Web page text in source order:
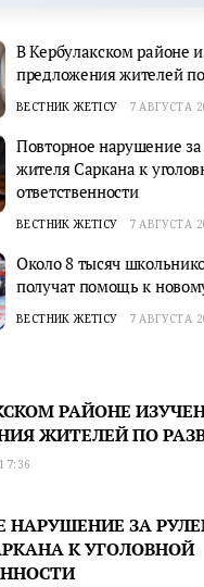
В Кербулакском районе
предложения жителей
ВЕСТНИК ЖЕТІСУ 7 АВГУСТА
Повторное нарушение
жителя Саркана к
ответственности
ВЕСТНИК ЖЕТІСУ 7 АВГУСТА
Около 8 тысяч
получат помощь к
ВЕСТНИК ЖЕТІСУ 7 АВГУСТА
РАЙОНЕ
ЖИТЕЛЕЙ ПО
НАРУШЕНИЕ ЗА
К УГОЛОВНОЙ